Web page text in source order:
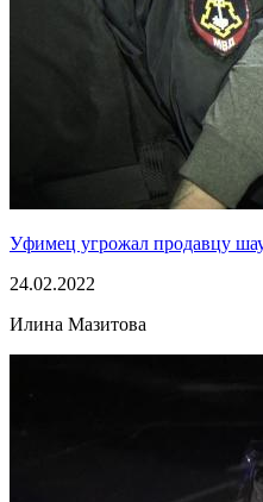
Уфимец угрожал продавцу
24.02.2022
Илина Мазитова